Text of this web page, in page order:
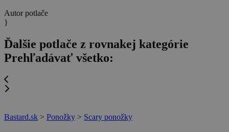
Autor potlače
}
Ďalšie potlače z rovnakej kategórie
Prehľadávať všetko:
Bastard.sk > Ponožky > Scary ponožky